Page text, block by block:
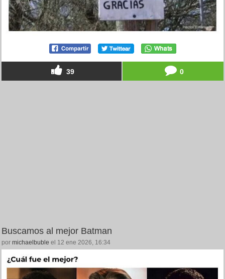
39 0
Buscamos al mejor Batman
por michaelbuble el 12 ene 2026, 16:34